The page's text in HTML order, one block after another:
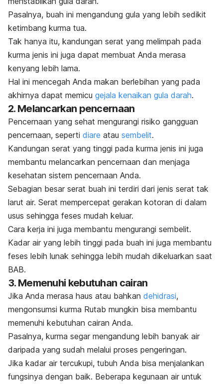
Pasalnya, buah ini mengandung gula yang lebih sedikit
ketimbang kurma tua.
Tak hanya itu, kandungan serat yang melimpah pada
kurma jenis ini juga dapat membuat Anda merasa
kenyang lebih lama.
Hal ini mencegah Anda makan berlebihan yang pada
akhirnya dapat memicu gejala kenaikan gula darah.
2. Melancarkan pencernaan
Pencernaan yang sehat mengurangi risiko gangguan
pencernaan, seperti diare atau sembelit.
Kandungan serat yang tinggi pada kurma jenis ini juga
membantu melancarkan pencernaan dan menjaga
kesehatan sistem pencernaan Anda.
Sebagian besar serat buah ini terdiri dari jenis serat tak
larut air. Serat mempercepat gerakan kotoran di dalam
usus sehingga feses mudah keluar.
Cara kerja ini juga membantu mengurangi sembelit.
Kadar air yang lebih tinggi pada buah ini juga membantu
feses lebih lunak sehingga lebih mudah dikeluarkan saat
BAB.
3. Memenuhi kebutuhan cairan
Jika Anda merasa haus atau bahkan dehidrasi,
mengonsumsi kurma Rutab mungkin bisa membantu
memenuhi kebutuhan cairan Anda.
Pasalnya, kurma segar mengandung lebih banyak air
daripada yang sudah melalui proses pengeringan.
Jika kadar air tercukupi, tubuh Anda bisa menjalankan
fungsinya dengan baik. Beberapa kegunaan air untuk